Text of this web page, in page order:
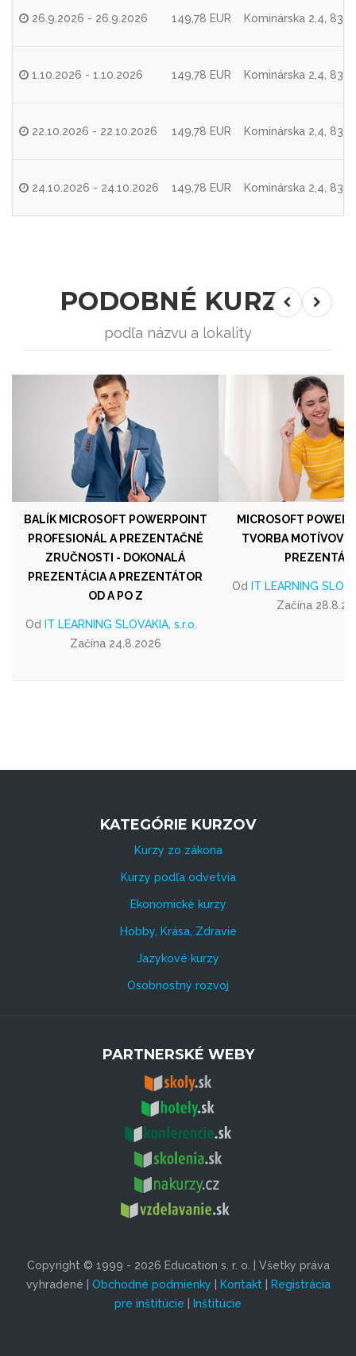
26.9.2026 - 26.9.2026 149,78 EUR Kominárska 2,4,
1.10.2026 - 1.10.2026 149,78 EUR Kominárska 2,4,
22.10.2026 - 22.10.2026 149,78 EUR Kominárska 2,4,
24.10.2026 - 24.10.2026 149,78 EUR Kominárska 2,4,
PODOBNÉ KURZY
podľa názvu a lokality
BALÍK MICROSOFT POWERPOINT
PROFESIONÁL A PREZENTAČNÉ
ZRUČNOSTI - DOKONALÁ
PREZENTÁCIA A PREZENTÁTOR
OD A PO Z
Od IT LEARNING SLOVAKIA, s.r.o.
Začína 24.8.2026
MICROSOFT
TVORBA MOTÍVOV
Od IT LEARNING
Začína
KATEGÓRIE KURZOV
Kurzy zo zákona
Kurzy podľa odvetvia
Ekonomické kurzy
Hobby, Krása, Zdravie
Jazykové kurzy
Osobnostný rozvoj
PARTNERSKÉ WEBY
Copyright © 1999 - 2026 Education s. r. o. | Všetky práva
vyhradené | Obchodné podmienky | Kontakt| Registrácia
pre inštitúcie | Inštitúcie